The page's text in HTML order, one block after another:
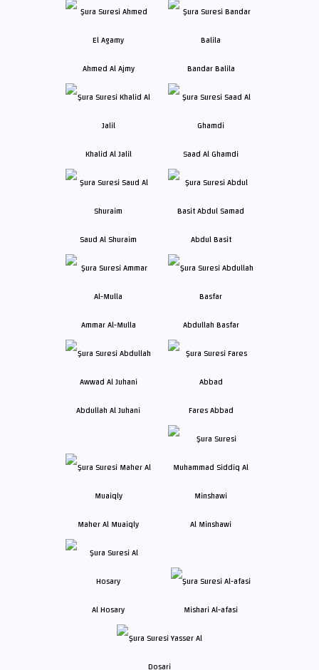
Ahmed Al Ajmy Bandar Balila
Khalid Al Jalil Saad Al Ghamdi
Saud Al Shuraim Abdul Basit
Ammar Al-Mulla Abdullah Basfar
Abdullah Al Juhani Fares Abbad
Maher Al Muaiqly Al Minshawi
Al Hosary Mishari Al-afasi